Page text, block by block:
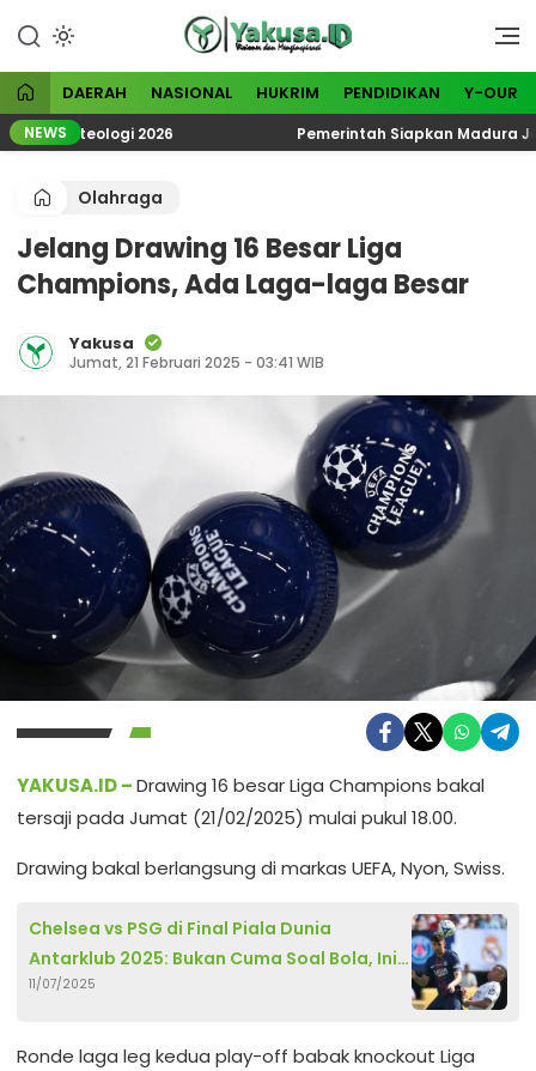
konten
Yakusa
Visioner dan Menginspirasi
DAERAH NASIONAL HUKRIM PENDIDIKAN Y-OUR
NEWS
Ekoteologi 2026 Pemerintah Siapkan Madura Jadi
Olahraga
Jelang Drawing 16 Besar Liga
Champions, Ada Laga-laga Besar
Yakusa
Jumat, 21 Februari 2025 - 03:41 WIB
YAKUSA.ID –Drawing 16 besar Liga Champions bakal
tersaji pada Jumat (21/02/2025) mulai pukul 18.00.
Drawing bakal berlangsung di markas UEFA, Nyon, Swiss.
Chelsea vs PSG di Final Piala Dunia
Antarklub 2025: Bukan Cuma Soal Bola, Ini
Tentang Luka Lama, Harapan Baru, dan
11/07/2025
Ronde laga leg kedua play-off babak knockout Liga